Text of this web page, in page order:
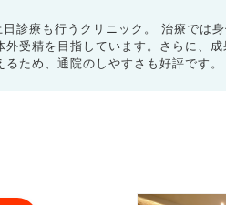
診療も行うクリニック。 治療では
受精を目指しています。さらに、
ため、通院のしやすさも好評です。